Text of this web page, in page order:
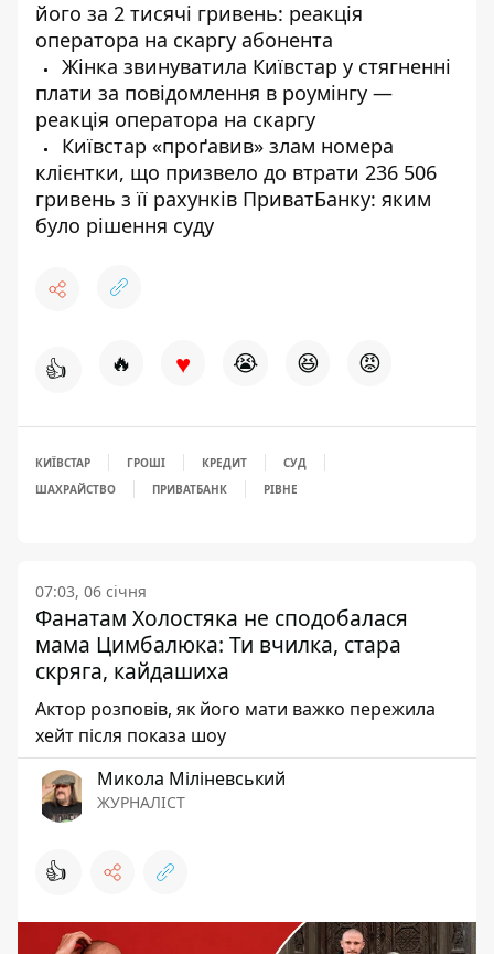
його за 2 тисячі гривень: реакція
оператора на скаргу абонента
Жінка звинуватила Київстар у стягненні
плати за повідомлення в роумінгу —
реакція оператора на скаргу
Київстар «проґавив» злам номера
клієнтки, що призвело до втрати 236 506
гривень з її рахунків ПриватБанку: яким
було рішення суду
👍 🔥 ♥ 😭 😆 😡
КИЇВСТАР ГРОШІ КРЕДИТ
СУД
ШАХРАЙСТВО
ПРИВАТБАНК РІВНЕ
07:03, 06 січня
Фанатам Холостяка не сподобалася
мама Цимбалюка: Ти вчилка, стара
скряга, кайдашиха
Актор розповів, як його мати важко пережила
хейт після показа шоу
Микола Міліневський
ЖУРНАЛІСТ
👍